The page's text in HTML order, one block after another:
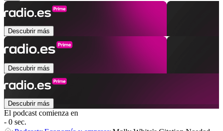
Descubrir más
Descubrir más
Descubrir más
El podcast comienza en
- 0 sec.